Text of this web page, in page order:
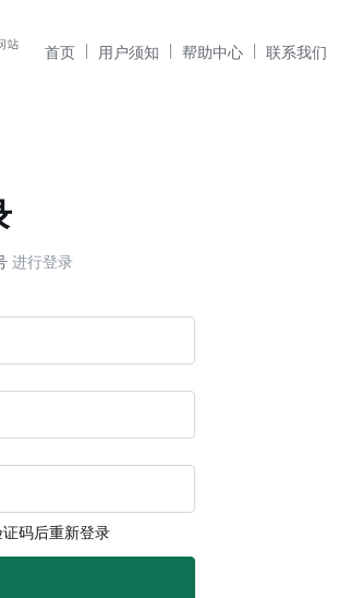
首页 用户须知 帮助中心 联系我们
进行登录
码后重新登录